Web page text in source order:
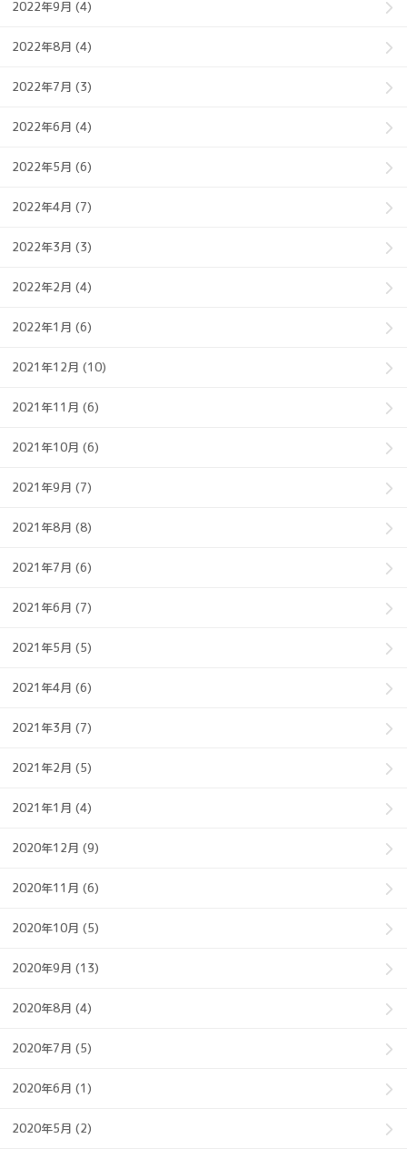
2022年9月 (4)
2022年8月 (4)
2022年7月 (3)
2022年6月 (4)
2022年5月 (6)
2022年4月 (7)
2022年3月 (3)
2022年2月 (4)
2022年1月 (6)
2021年12月 (10)
2021年11月 (6)
2021年10月 (6)
2021年9月 (7)
2021年8月 (8)
2021年7月 (6)
2021年6月 (7)
2021年5月 (5)
2021年4月 (6)
2021年3月 (7)
2021年2月 (5)
2021年1月 (4)
2020年12月 (9)
2020年11月 (6)
2020年10月 (5)
2020年9月 (13)
2020年8月 (4)
2020年7月 (5)
2020年6月 (1)
2020年5月 (2)